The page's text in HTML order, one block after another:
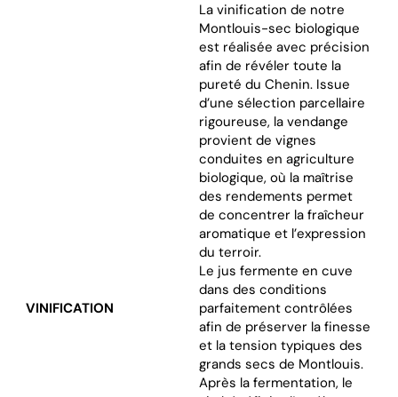
VINIFICATION
La vinification de notre
Montlouis-sec biologique
est réalisée avec précision
afin de révéler toute la
pureté du Chenin. Issue
d’une sélection parcellaire
rigoureuse, la vendange
provient de vignes
conduites en agriculture
biologique, où la maîtrise
des rendements permet
de concentrer la fraîcheur
aromatique et l’expression
du terroir.
Le jus fermente en cuve
dans des conditions
parfaitement contrôlées
afin de préserver la finesse
et la tension typiques des
grands secs de Montlouis.
Après la fermentation, le